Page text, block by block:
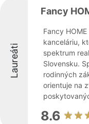
Laureáti
Fancy
Fancy
kanceláriu,
spektrum
Slovensku.
rodinných
orientuje na
8.6